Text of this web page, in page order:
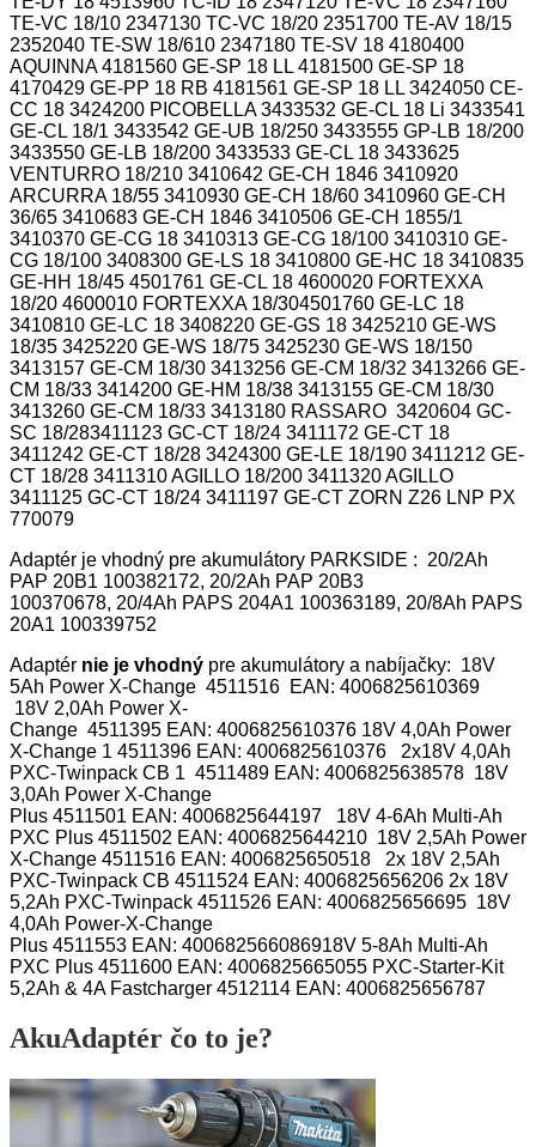
TE-VC 18/10 2347130 TC-VC 18/20 2351700 TE-AV 18/15
2352040 TE-SW 18/610 2347180 TE-SV 18 4180400
AQUINNA 4181560 GE-SP 18 LL 4181500 GE-SP 18
4170429 GE-PP 18 RB 4181561 GE-SP 18 LL 3424050 CE-
CC 18 3424200 PICOBELLA 3433532 GE-CL 18 Li 3433541
GE-CL 18/1 3433542 GE-UB 18/250 3433555 GP-LB 18/200
3433550 GE-LB 18/200 3433533 GE-CL 18 3433625
VENTURRO 18/210 3410642 GE-CH 1846 3410920
ARCURRA 18/55 3410930 GE-CH 18/60 3410960 GE-CH
36/65 3410683 GE-CH 1846 3410506 GE-CH 1855/1
3410370 GE-CG 18 3410313 GE-CG 18/100 3410310 GE-
CG 18/100 3408300 GE-LS 18 3410800 GE-HC 18 3410835
GE-HH 18/45 4501761 GE-CL 18 4600020 FORTEXXA
18/20 4600010 FORTEXXA 18/304501760 GE-LC 18
3410810 GE-LC 18 3408220 GE-GS 18 3425210 GE-WS
18/35 3425220 GE-WS 18/75 3425230 GE-WS 18/150
3413157 GE-CM 18/30 3413256 GE-CM 18/32 3413266 GE-
CM 18/33 3414200 GE-HM 18/38 3413155 GE-CM 18/30
3413260 GE-CM 18/33 3413180 RASSARO 3420604 GC-
SC 18/283411123 GC-CT 18/24 3411172 GE-CT 18
3411242 GE-CT 18/28 3424300 GE-LE 18/190 3411212 GE-
CT 18/28 3411310 AGILLO 18/200 3411320 AGILLO
3411125 GC-CT 18/24 3411197 GE-CT ZORN Z26 LNP PX
770079
Adaptér je vhodný pre akumulátory PARKSIDE : 20/2Ah
PAP 20B1 100382172, 20/2Ah PAP 20B3
100370678, 20/4Ah PAPS 204A1 100363189, 20/8Ah PAPS
20A1 100339752
Adaptér nie je vhodný pre akumulátory a nabíjačky: 18V
5Ah Power X-Change 4511516 EAN: 4006825610369
18V 2,0Ah Power X-
Change 4511395 EAN: 4006825610376 18V 4,0Ah Power
X-Change 1 4511396 EAN: 4006825610376 2x18V 4,0Ah
PXC-Twinpack CB 1 4511489 EAN: 4006825638578 18V
3,0Ah Power X-Change
Plus 4511501 EAN: 4006825644197 18V 4-6Ah Multi-Ah
PXC Plus 4511502 EAN: 4006825644210 18V 2,5Ah Power
X-Change 4511516 EAN: 4006825650518 2x 18V 2,5Ah
PXC-Twinpack CB 4511524 EAN: 4006825656206 2x 18V
5,2Ah PXC-Twinpack 4511526 EAN: 4006825656695 18V
4,0Ah Power-X-Change
Plus 4511553 EAN: 400682566086918V 5-8Ah Multi-Ah
PXC Plus 4511600 EAN: 4006825665055 PXC-Starter-Kit
5,2Ah & 4A Fastcharger 4512114 EAN: 4006825656787
AkuAdaptér čo to je?